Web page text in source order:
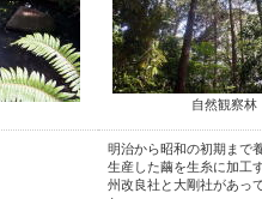
自然観察林
明治から昭和の初期まで
生産した繭を生糸に加工
州改良社と大剛社があっ